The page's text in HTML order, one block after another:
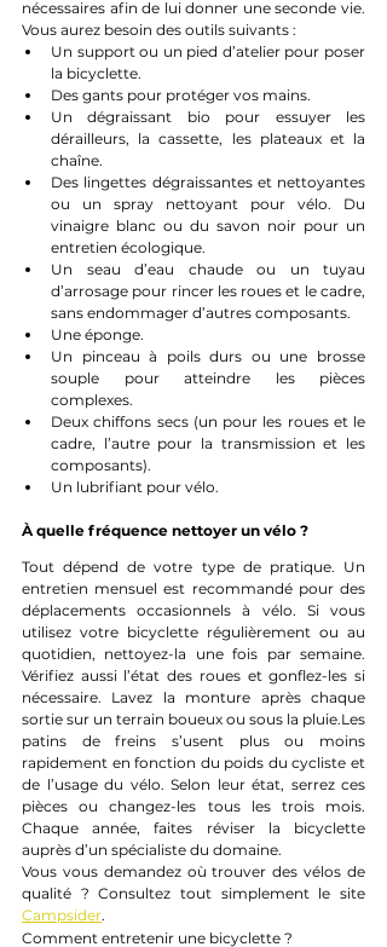
nécessaires afin de lui donner une seconde vie.
Vous aurez besoin des outils suivants :
Un support ou un pied d’atelier pour poser
la bicyclette.
Des gants pour protéger vos mains.
Un dégraissant bio pour essuyer les
dérailleurs, la cassette, les plateaux et la
chaîne.
Des lingettes dégraissantes et nettoyantes
ou un spray nettoyant pour vélo. Du
vinaigre blanc ou du savon noir pour un
entretien écologique.
Un seau d’eau chaude ou un tuyau
d’arrosage pour rincer les roues et le cadre,
sans endommager d’autres composants.
Une éponge.
Un pinceau à poils durs ou une brosse
souple pour atteindre les pièces
complexes.
Deux chiffons secs (un pour les roues et le
cadre, l’autre pour la transmission et les
composants).
Un lubrifiant pour vélo.
À quelle fréquence nettoyer un vélo ?
Tout dépend de votre type de pratique. Un
entretien mensuel est recommandé pour des
déplacements occasionnels à vélo. Si vous
utilisez votre bicyclette régulièrement ou au
quotidien, nettoyez-la une fois par semaine.
Vérifiez aussi l’état des roues et gonflez-les si
nécessaire. Lavez la monture après chaque
sortie sur un terrain boueux ou sous la pluie.Les
patins de freins s’usent plus ou moins
rapidement en fonction du poids du cycliste et
de l’usage du vélo. Selon leur état, serrez ces
pièces ou changez-les tous les trois mois.
Chaque année, faites réviser la bicyclette
auprès d’un spécialiste du domaine.
Vous vous demandez où trouver des vélos de
Campsider.
Comment entretenir une bicyclette ?